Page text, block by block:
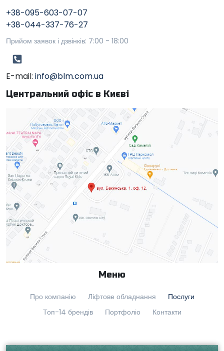
+38-095-603-07-07
+38-044-337-76-27
Прийом заявок і дзвінків: 7:00 - 18:00
E-mail: info@blm.com.ua
Центральний офіс в Києві
Меню
Про компанію Ліфтове обладнання
Послуги
Топ-14 брендів
Портфоліо Контакти